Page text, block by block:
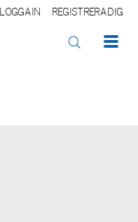
LOGGA IN REGISTRERA DIG